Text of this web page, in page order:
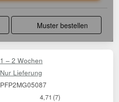
Muster bestellen
1 – 2 Wochen
Nur Lieferung
PFP2MG05087
4,71 (7)